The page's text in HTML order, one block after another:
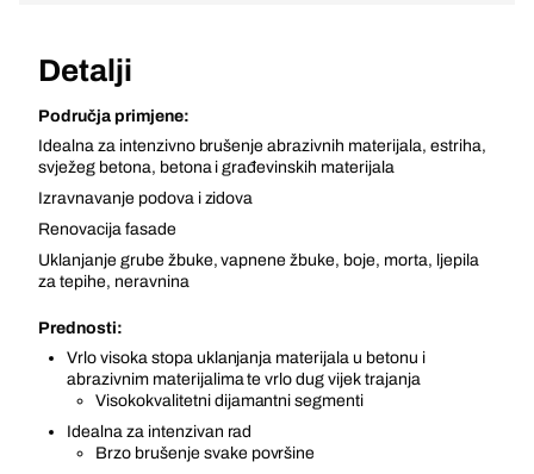
Detalji
Područja primjene:
Idealna za intenzivno brušenje abrazivnih materijala, estriha,
svježeg betona, betona i građevinskih materijala
Izravnavanje podova i zidova
Renovacija fasade
Uklanjanje grube žbuke, vapnene žbuke, boje, morta, ljepila
za tepihe, neravnina
Prednosti:
Vrlo visoka stopa uklanjanja materijala u betonu i
abrazivnim materijalima te vrlo dug vijek trajanja
Visokokvalitetni dijamantni segmenti
Idealna za intenzivan rad
Brzo brušenje svake površine